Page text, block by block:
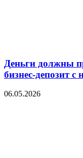
Деньги должны
бизнес-депозит с
06.05.2026